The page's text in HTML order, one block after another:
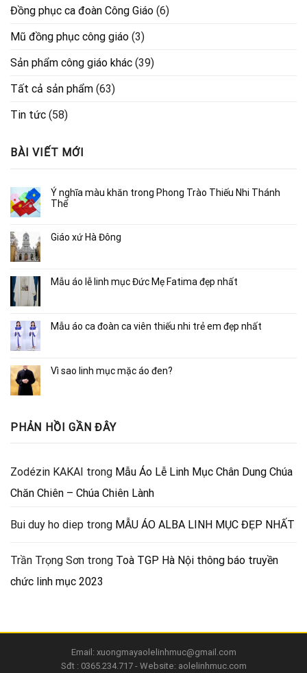
Đồng phục ca đoàn Công Giáo (6)
Mũ đồng phục công giáo (3)
Sản phẩm công giáo khác (39)
Tất cả sản phẩm (63)
Tin tức (58)
BÀI VIẾT MỚI
Ý nghĩa màu khăn trong Phong Trào Thiếu Nhi Thánh
Thể
Giáo xứ Hà Đông
Mẫu áo lễ linh mục Đức Mẹ Fatima đẹp nhất
Mẫu áo ca đoàn ca viên thiếu nhi trẻ em đẹp nhất
Vì sao linh mục mặc áo đen?
PHẢN HỒI GẦN ĐÂY
Zodézin KAKAI trong Mẫu Áo Lễ Linh Mục Chân Dung Chúa
Chăn Chiên – Chúa Chiên Lành
Bui duy ho diep trong MẪU ÁO ALBA LINH MỤC ĐẸP NHẤT
Trần Trọng Sơn trong Toà TGP Hà Nội thông báo truyền
chức linh mục 2023
Email: xuongmayaolelinhmuc@gmail.com
Sđt : 0365.234.717 - Website: aolelinhmuc.com